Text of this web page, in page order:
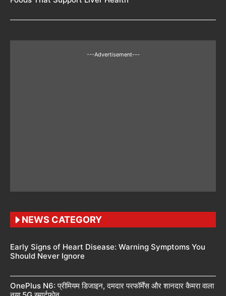
---Advertisement---
NEWS CATEGORY
Early Signs of Heart Disease: Warning Symptoms You
Should Never Ignore
OnePlus N6: प्रीमियम डिजाइन, दमदार परफॉर्मेंस और शानदार कैमरा वाला